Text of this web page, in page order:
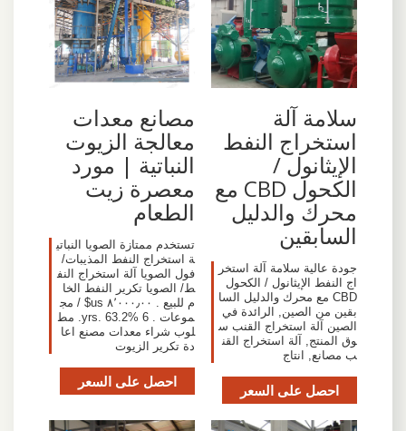
سلامة آلة
استخراج النفط
الإيثانول /
الكحول CBD مع
محرك والدليل
السابقين
جودة عالية سلامة آلة استخر
اج النفط الإيثانول / الكحول
CBD مع محرك والدليل السا
بقين من الصين, الرائدة في
الصين آلة استخراج القنب س
وق المنتج, آلة استخراج القن
ب مصانع, انتاج
احصل على السعر
مصانع معدات
معالجة الزيوت
النباتية | مورد
معصرة زيت
الطعام
تستخدم ممتازة الصويا النباتي
ة استخراج النفط المذيبات/
فول الصويا آلة استخراج النف
ط/ الصويا تكرير النفط الخا
م للبيع . ٨٬٠٠٠٫٠٠ us$ / مج
موعات . 6 yrs. 63.2%. مط
لوب شراء معدات مصنع اعا
دة تكرير الزيوت
احصل على السعر